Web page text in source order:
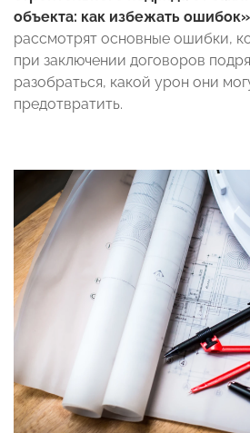
объекта: как избежать ошибок»
рассмотрят основные ошибки,
при заключении договоров
разобраться, какой урон они
предотвратить.